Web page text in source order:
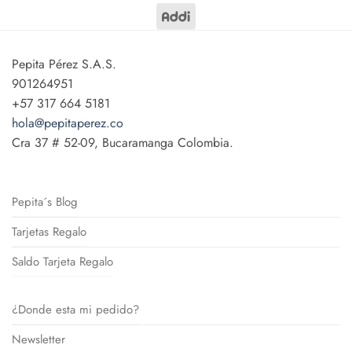
Pepita Pérez S.A.S.
901264951
+57 317 664 5181
hola@pepitaperez.co
Cra 37 # 52-09, Bucaramanga Colombia.
Pepita´s Blog
Tarjetas Regalo
Saldo Tarjeta Regalo
¿Donde esta mi pedido?
Newsletter